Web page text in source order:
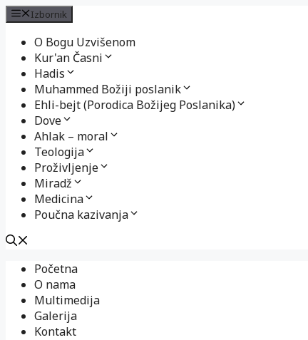
Izbornik
O Bogu Uzvišenom
Kur'an Časni
Hadis
Muhammed Božiji poslanik
Ehli-bejt (Porodica Božijeg Poslanika)
Dove
Ahlak – moral
Teologija
Proživljenje
Miradž
Medicina
Poučna kazivanja
sadržaj
Početna
O nama
Multimedija
Galerija
Kontakt